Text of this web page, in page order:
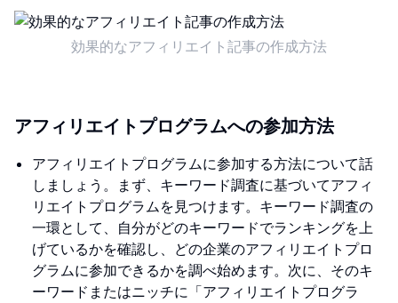
効果的なアフィリエイト記事の作成方法
アフィリエイトプログラムへの参加方法
アフィリエイトプログラムに参加する方法について話
しましょう。まず、キーワード調査に基づいてアフィ
リエイトプログラムを見つけます。キーワード調査の
一環として、自分がどのキーワードでランキングを上
げているかを確認し、どの企業のアフィリエイトプロ
グラムに参加できるかを調べ始めます。次に、そのキ
ーワードまたはニッチに「アフィリエイトプログラ